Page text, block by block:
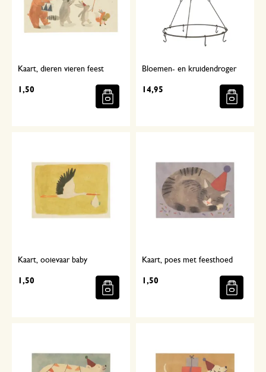
Kaart, dieren vieren feest
1,50
Bloemen- en kruidendroger
14,95
Kaart, ooievaar baby
1,50
Kaart, poes met feesthoed
1,50